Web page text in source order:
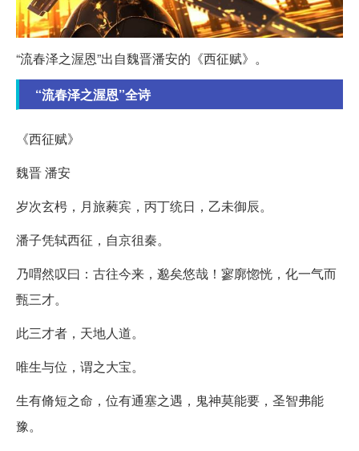
“流春泽之渥恩”出自魏晋潘安的《西征赋》。
“流春泽之渥恩”全诗
《西征赋》
魏晋 潘安
岁次玄枵，月旅蕤宾，丙丁统日，乙未御辰。
潘子凭轼西征，自京徂秦。
乃喟然叹曰：古往今来，邈矣悠哉！寥廓惚恍，化一气而
甄三才。
此三才者，天地人道。
唯生与位，谓之大宝。
生有脩短之命，位有通塞之遇，鬼神莫能要，圣智弗能
豫。